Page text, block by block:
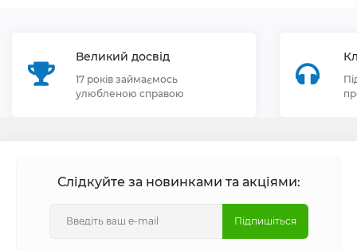
Великий досвід
17 років займаємось
улюбленою справою
Слідкуйте за новинками та акціями:
Підпишіться